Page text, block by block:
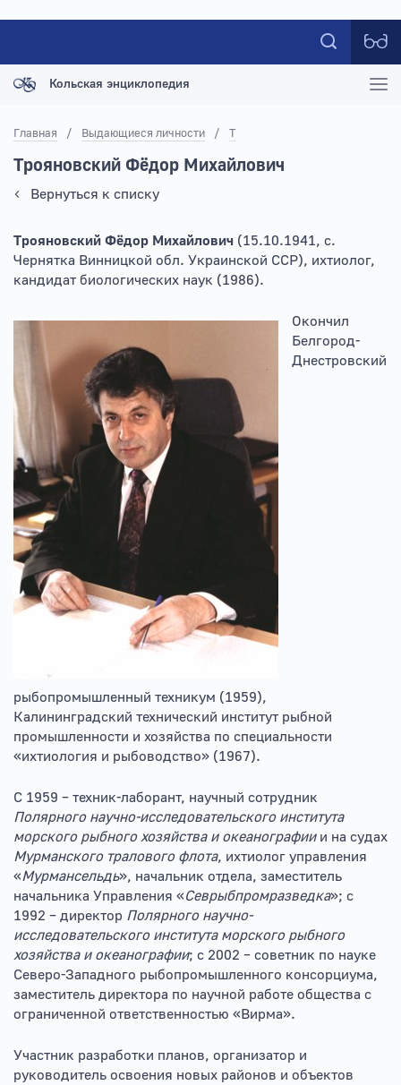
Кольская энциклопедия
Главная / Выдающиеся личности / Т
Трояновский Фёдор Михайлович
Вернуться к списку
Трояновский Фёдор Михайлович (15.10.1941, с.
Чернятка Винницкой обл. Украинской ССР), ихтиолог,
кандидат биологических наук (1986).
Окончил
Белгород-
Днестровский
рыбопромышленный техникум (1959),
Калининградский технический институт рыбной
промышленности и хозяйства по специальности
«ихтиология и рыбоводство» (1967).
С 1959 – техник-лаборант, научный сотрудник
Полярного научно-исследовательского института
морского рыбного хозяйства и океанографиии на судах
Мурманского тралового флота, ихтиолог управления
«Мурмансельдь», начальник отдела, заместитель
начальника Управления «Севрыбпромразведка»; с
1992 – директор Полярного научно-
исследовательского института морского рыбного
хозяйства и океанографии; с 2002 – советник по науке
Северо-Западного рыбопромышленного консорциума,
заместитель директора по научной работе общества с
ограниченной ответственностью «Вирма».
Участник разработки планов, организатор и
руководитель освоения новых районов и объектов